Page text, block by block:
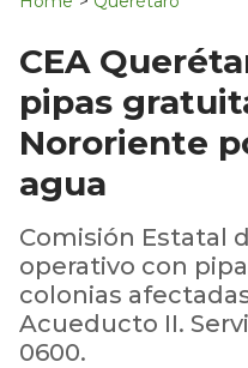
CEA
pipas
Nororiente
agua
Comisión Estatal
operativo con
colonias
Acueducto II.
0600.